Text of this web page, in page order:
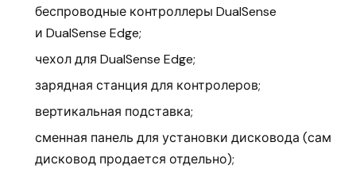
беспроводные контроллеры DualSense
и DualSense Edge;
чехол для DualSense Edge;
зарядная станция для контролеров;
вертикальная подставка;
сменная панель для установки дисковода (сам
дисковод продается отдельно);